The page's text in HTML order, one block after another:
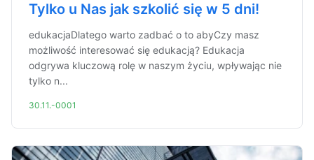
Tylko u Nas jak szkolić się w 5 dni!
edukacjaDlatego warto zadbać o to abyCzy masz
możliwość interesować się edukacją? Edukacja
odgrywa kluczową rolę w naszym życiu, wpływając nie
tylko n...
30.11.-0001